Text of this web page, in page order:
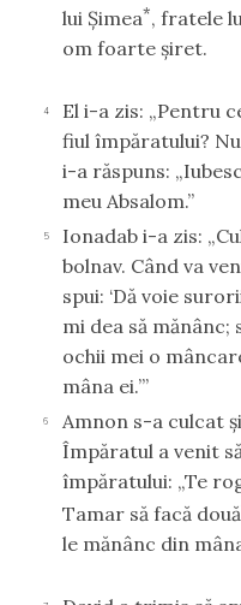
lui Şimea*, fratele
om foarte şiret.
4
El i-a zis: „Pentru
fiul împăratului?
i-a răspuns:
meu Absalom.”
5
Ionadab i-a zis:
bolnav. Când va
spui: ‘Dă voie
mi dea să mănânc;
ochii mei o
mâna ei.’”
6
Amnon s-a culcat
Împăratul a venit
împăratului: „Te
Tamar să facă două
le mănânc din